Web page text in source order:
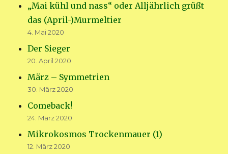
„Mai kühl und nass“ oder Alljährlich grüßt
das (April-)Murmeltier
4. Mai 2020
Der Sieger
20. April 2020
März – Symmetrien
30. März 2020
Comeback!
24. März 2020
Mikrokosmos Trockenmauer (1)
12. März 2020